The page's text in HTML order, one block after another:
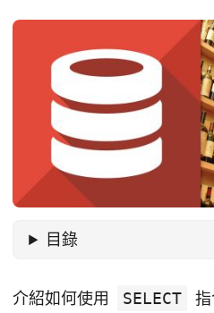
目錄
介紹如何使用 SELECT